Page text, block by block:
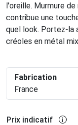
l'oreille. Murmure
contribue une
quel look. Portez-la
créoles en métal
Fabrication
France
Prix indicatif